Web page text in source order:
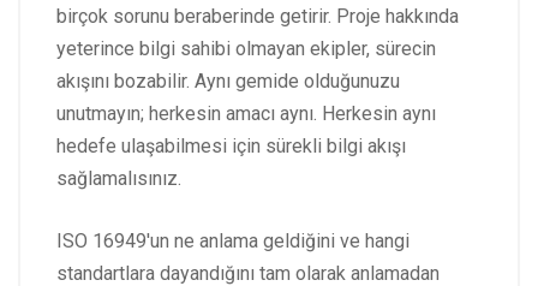
birçok sorunu beraberinde getirir. Proje hakkında
yeterince bilgi sahibi olmayan ekipler, sürecin
akışını bozabilir. Aynı gemide olduğunuzu
unutmayın; herkesin amacı aynı. Herkesin aynı
hedefe ulaşabilmesi için sürekli bilgi akışı
sağlamalısınız.
ISO 16949'un ne anlama geldiğini ve hangi
standartlara dayandığını tam olarak anlamadan